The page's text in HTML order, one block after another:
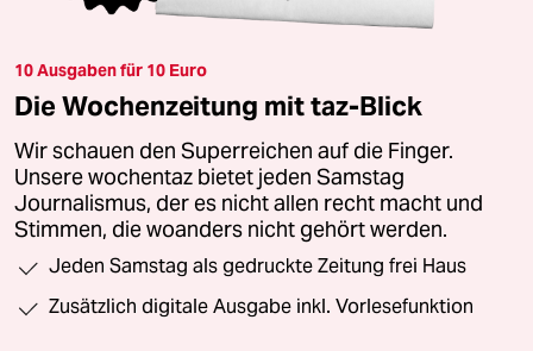
10 Ausgaben für 10 Euro
Die Wochenzeitung mit taz-Blick
Wir schauen den Superreichen auf die Finger.
Unsere wochentaz bietet jeden Samstag
Journalismus, der es nicht allen recht macht und
Stimmen, die woanders nicht gehört werden.
Jeden Samstag als gedruckte Zeitung frei Haus
Zusätzlich digitale Ausgabe inkl. Vorlesefunktion